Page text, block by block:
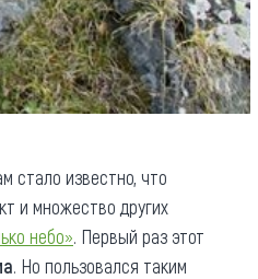
стало известно, что
и множество других
небо». Первый раз этот
. Но пользовался таким